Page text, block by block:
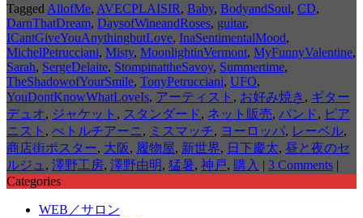
Tagged AllofMe, AVECPLAISIR, Baby, BodyandSoul, CD,
DarnThatDream, DaysofWineandRoses, guitar,
ICantGiveYouAnythingbutLove, InaSentimentalMood,
MichelPetrucciani, Misty, MoonlightinVermont, MyFunnyValentine,
Sarah, SergeDelaite, StompinattheSavoy, Summertime,
TheShadowofYourSmile, TonyPetrucciani, UFO,
YouDontKnowWhatLoveIs, アーティスト , お好み焼き , ギター
デュオ, ジャケット , スタンダード, ネット販売, バンド, ピア
ニスト , ぺトルチアーニ, ミスマッチ, ヨーロッパ, レーベル,
商店街ポスター, 大阪, 履物屋, 新世界, 日下慶太, 昼と夜のセ
ルジュ , 澤野工房, 澤野由明, 猛暑, 神戸, 購入 | 3 Comments |
Categories
WEB／サロン